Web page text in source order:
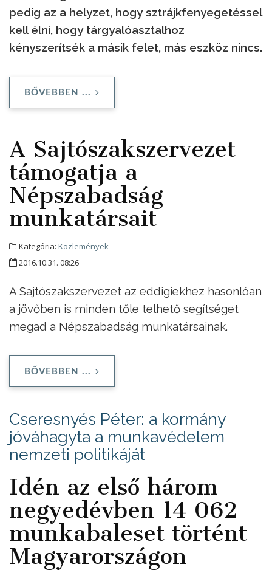
pedig az a helyzet, hogy sztrájkfenyegetéssel
kell élni, hogy tárgyalóasztalhoz
kényszerítsék a másik felet, más eszköz nincs.
BŐVEBBEN ...
A Sajtószakszervezet
támogatja a
Népszabadság
munkatársait
Kategória: Közlemények
2016.10.31. 08:26
A Sajtószakszervezet az eddigiekhez hasonlóan
a jövőben is minden tőle telhető segítséget
megad a Népszabadság munkatársainak.
BŐVEBBEN ...
Cseresnyés Péter: a kormány
jóváhagyta a munkavédelem
nemzeti politikáját
Idén az első három
negyedévben 14 062
munkabaleset történt
Magyarországon